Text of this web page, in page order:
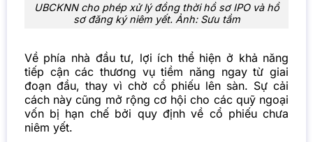
UBCKNN cho phép xử lý đồng thời hồ sơ IPO và hồ
sơ đăng ký niêm yết. Ảnh: Sưu tầm
Về phía nhà đầu tư, lợi ích thể hiện ở khả năng
tiếp cận các thương vụ tiềm năng ngay từ giai
đoạn đầu, thay vì chờ cổ phiếu lên sàn. Sự cải
cách này cũng mở rộng cơ hội cho các quỹ ngoại
vốn bị hạn chế bởi quy định về cổ phiếu chưa
niêm yết.